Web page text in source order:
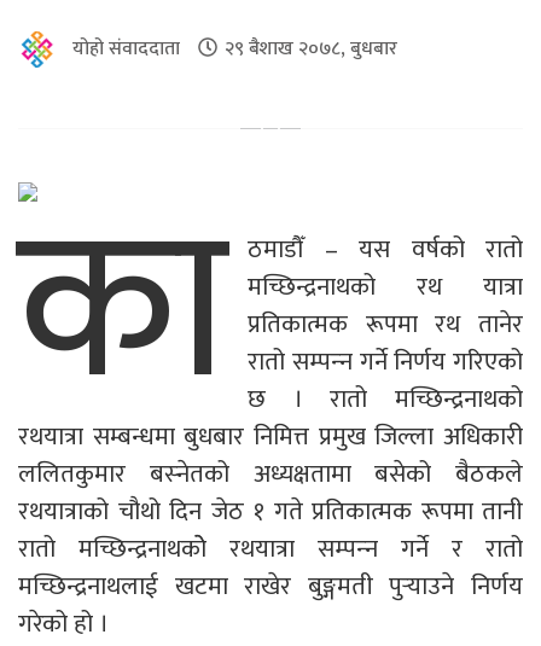
योहो संवाददाता २९ बैशाख २०७८, बुधबार
का ठमाडौँ – यस वर्षको रातो
मच्छिन्द्रनाथको रथ यात्रा
प्रतिकात्मक रूपमा रथ तानेर
रातो सम्पन्‍न गर्ने निर्णय गरिएको
छ । रातो मच्छिन्द्रनाथको
रथयात्रा सम्बन्धमा बुधबार निमित्त प्रमुख जिल्ला अधिकारी
ललितकुमार बस्‍नेतको अध्यक्षतामा बसेको बैठकले
रथयात्राको चौथो दिन जेठ १ गते प्रतिकात्मक रूपमा तानी
रातो मच्छिन्द्रनाथकोे रथयात्रा सम्पन्‍न गर्ने र रातो
मच्छिन्द्रनाथलाई खटमा राखेर बुङ्गमती पुर्‍याउने निर्णय
गरेको हो ।